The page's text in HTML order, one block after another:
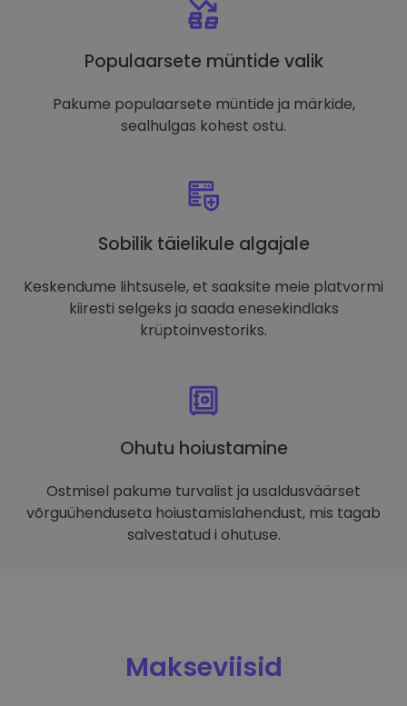
Populaarsete müntide valik
Pakume populaarsete müntide ja märkide,
sealhulgas kohest ostu.
Sobilik täielikule algajale
Keskendume lihtsusele, et saaksite meie platvormi
kiiresti selgeks ja saada enesekindlaks
krüptoinvestoriks.
Ohutu hoiustamine
Ostmisel pakume turvalist ja usaldusväärset
võrguühenduseta hoiustamislahendust, mis tagab
salvestatud i ohutuse.
Makseviisid